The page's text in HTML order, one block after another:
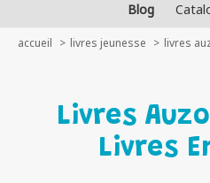
Blog
accueil livres jeunesse livres
Livres
Livres